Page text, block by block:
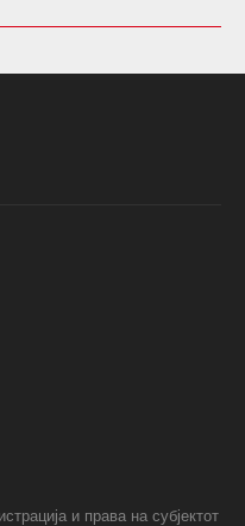
и права на субјектот